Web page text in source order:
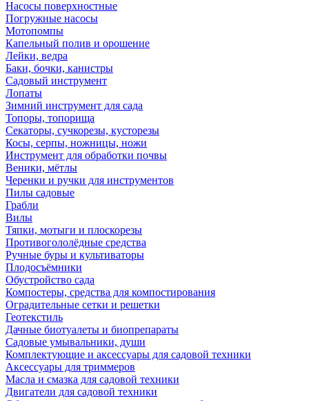
Насосы поверхностные
Погружные насосы
Мотопомпы
Капельный полив и орошение
Лейки, ведра
Баки, бочки, канистры
Садовый инструмент
Лопаты
Зимний инструмент для сада
Топоры, топорища
Секаторы, сучкорезы, кусторезы
Косы, серпы, ножницы, ножи
Инструмент для обработки почвы
Веники, мётлы
Черенки и ручки для инструментов
Пилы садовые
Грабли
Вилы
Тяпки, мотыги и плоскорезы
Противогололёдные средства
Ручные буры и культиваторы
Плодосъёмники
Обустройство сада
Компостеры, средства для компостирования
Оградительные сетки и решетки
Геотекстиль
Дачные биотуалеты и биопрепараты
Садовые умывальники, души
Комплектующие и аксессуары для садовой техники
Аксессуары для триммеров
Масла и смазка для садовой техники
Двигатели для садовой техники